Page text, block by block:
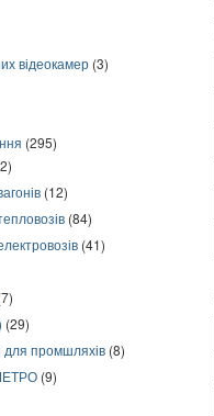
відеокамер (3)
(295)
(12)
(84)
(41)
(29)
промшляхів (8)
(9)